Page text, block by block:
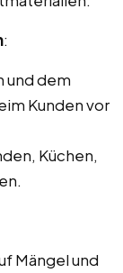
:
und dem
Kunden vor
Küchen,
Mängel und